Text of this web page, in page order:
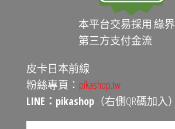
本平台交易採用 綠界
第三方支付金流
皮卡日本前線
粉絲專頁： pikashop.tw
LINE：pikashop （右側QR碼加入）